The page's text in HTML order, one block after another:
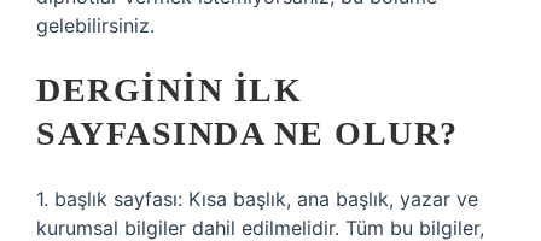
gelebilirsiniz.
DERGININ ILK
SAYFASINDA NE OLUR?
1. başlık sayfası: Kısa başlık, ana başlık, yazar ve
kurumsal bilgiler dahil edilmelidir. Tüm bu bilgiler,